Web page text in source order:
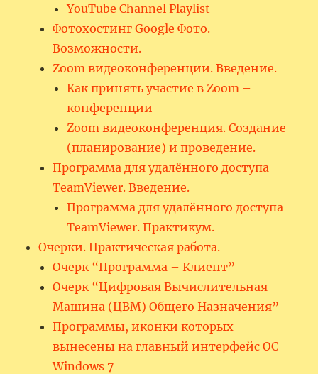
YouTube Channel Playlist
Фотохостинг Google Фото.
Возможности.
Zoom видеоконференции. Введение.
Как принять участие в Zoom –
конференции
Zoom видеоконференция. Создание
(планирование) и проведение.
Программа для удалённого доступа
TeamViewer. Введение.
Программа для удалённого доступа
TeamViewer. Практикум.
Очерки. Практическая работа.
Очерк “Программа – Клиент”
Очерк “Цифровая Вычислительная
Машина (ЦВМ) Общего Назначения”
Программы, иконки которых
вынесены на главный интерфейс ОС
Windows 7